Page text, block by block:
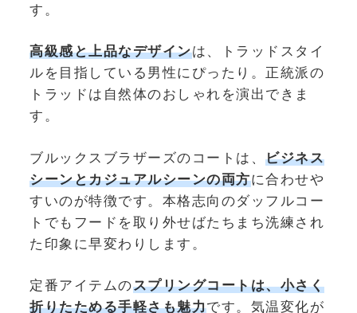
す。
高級感と上品なデザインは、トラッドスタイ
ルを目指している男性にぴったり。正統派の
トラッドは自然体のおしゃれを演出できま
す。
ブルックスブラザーズのコートは、 ビジネス
シーンとカジュアルシーンの両方に合わせや
すいのが特徴です。本格志向のダッフルコー
トでもフードを取り外せばたちまち洗練され
た印象に早変わりします。
定番アイテムのスプリングコートは、小さく
折りたためる手軽さも魅力です。気温変化が